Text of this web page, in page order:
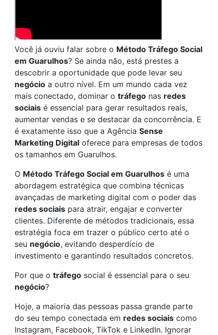
Você já ouviu falar sobre o Método Tráfego Social
em Guarulhos? Se ainda não, está prestes a
descobrir a oportunidade que pode levar seu
negócio a outro nível. Em um mundo cada vez
mais conectado, dominar o tráfego nas redes
sociais é essencial para gerar resultados reais,
aumentar vendas e se destacar da concorrência. E
é exatamente isso que a Agência Sense
Marketing Digital oferece para empresas de todos
os tamanhos em Guarulhos.
O Método Tráfego Social em Guarulhos é uma
abordagem estratégica que combina técnicas
avançadas de marketing digital com o poder das
redes sociais para atrair, engajar e converter
clientes. Diferente de métodos tradicionais, essa
estratégia foca em trazer o público certo até o
seu negócio, evitando desperdício de
investimento e garantindo resultados concretos.
Por que o tráfego social é essencial para o seu
negócio?
Hoje, a maioria das pessoas passa grande parte
do seu tempo conectada em redes sociais como
Instagram, Facebook, TikTok e LinkedIn. Ignorar